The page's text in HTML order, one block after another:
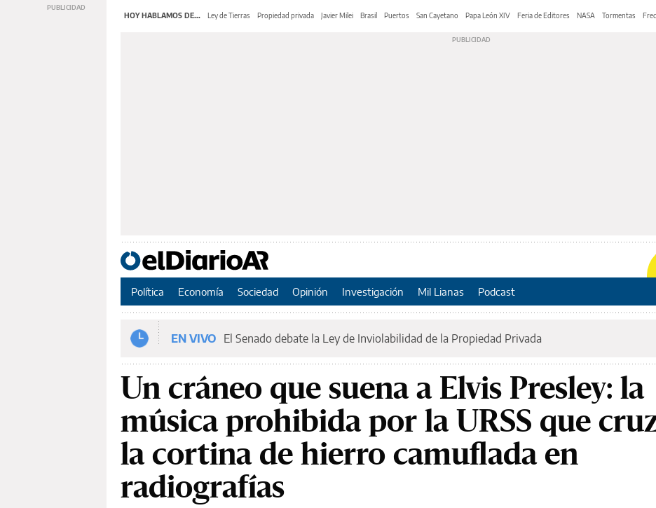
HOY HABLAMOS DE... Ley de Tierras Propiedad privada Javier Milei Brasil Puertos San Cayetano Papa León XIV Feria de Editores NASA Tormentas
Política Economía Sociedad Opinión Investigación Mil Lianas Podcast
EN VIVO El Senado debate la Ley de Inviolabilidad de la Propiedad Privada
Un cráneo que suena a Elvis Presley: la
música prohibida por la URSS que
la cortina de hierro camuflada en
radiografías